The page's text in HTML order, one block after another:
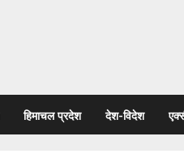
हिमाचल प्रदेश देश-विदेश